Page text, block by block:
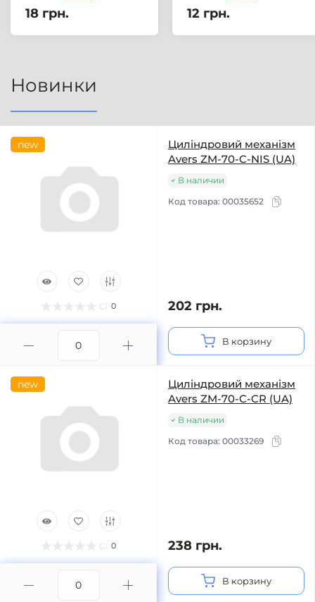
18 грн. 12 грн.
Новинки
new
0
Циліндровий механізм
Avers ZM-70-C-NIS (UA)
В наличии
Код товара: 00035652
202 грн.
В корзину
new
0
Циліндровий механізм
Avers ZM-70-C-CR (UA)
В наличии
Код товара: 00033269
238 грн.
В корзину